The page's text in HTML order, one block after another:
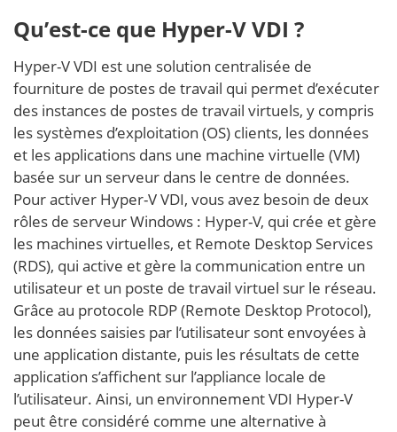
Qu’est-ce que Hyper-V VDI ?
Hyper-V VDI est une solution centralisée de
fourniture de postes de travail qui permet d’exécuter
des instances de postes de travail virtuels, y compris
les systèmes d’exploitation (OS) clients, les données
et les applications dans une machine virtuelle (VM)
basée sur un serveur dans le centre de données.
Pour activer Hyper-V VDI, vous avez besoin de deux
rôles de serveur Windows : Hyper-V, qui crée et gère
les machines virtuelles, et Remote Desktop Services
(RDS), qui active et gère la communication entre un
utilisateur et un poste de travail virtuel sur le réseau.
Grâce au protocole RDP (Remote Desktop Protocol),
les données saisies par l’utilisateur sont envoyées à
une application distante, puis les résultats de cette
application s’affichent sur l’appliance locale de
l’utilisateur. Ainsi, un environnement VDI Hyper-V
peut être considéré comme une alternative à